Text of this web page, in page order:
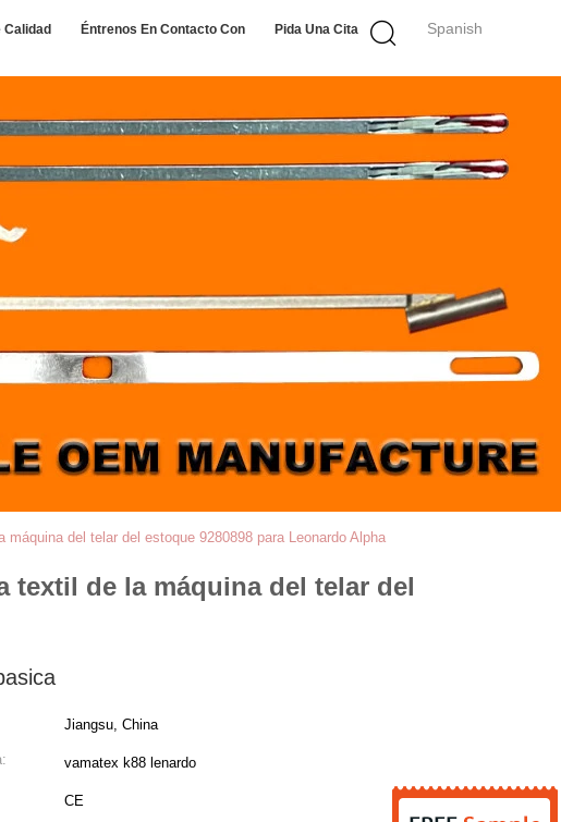
Spanish
Calidad Éntrenos En Contacto Con Pida Una Cita
del telar del estoque 9280898 para Leonardo Alpha
textil de la máquina del telar del
Jiangsu, China
vamatex k88 lenardo
CE